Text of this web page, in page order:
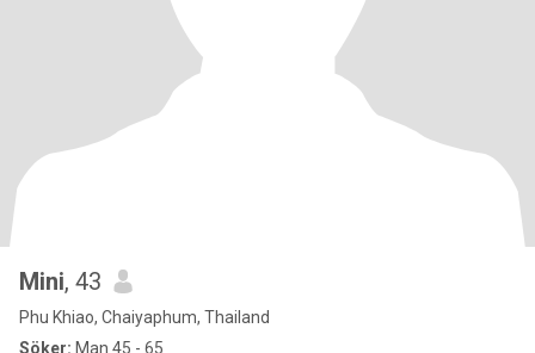
Mini, 43
Phu Khiao, Chaiyaphum, Thailand
Söker: Man 45 - 65